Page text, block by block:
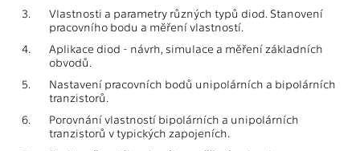
3.
Vlastnosti a parametry různých typů diod. Stanovení
pracovního bodu a měření vlastností.
4.
Aplikace diod - návrh, simulace a měření základních
obvodů.
5.
Nastavení pracovních bodů unipolárních a bipolárních
tranzistorů.
6.
Porovnání vlastností bipolárních a unipolárních
tranzistorů v typických zapojeních.